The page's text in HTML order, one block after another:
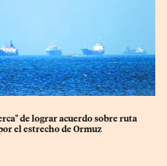
de lograr acuerdo sobre ruta
el estrecho de Ormuz